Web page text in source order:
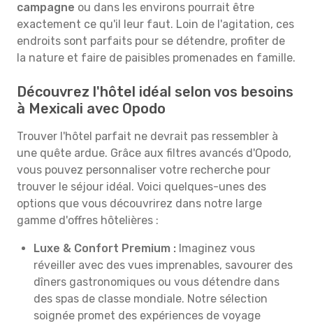
campagne ou dans les environs pourrait être
exactement ce qu'il leur faut. Loin de l'agitation, ces
endroits sont parfaits pour se détendre, profiter de
la nature et faire de paisibles promenades en famille.
Découvrez l'hôtel idéal selon vos besoins
à Mexicali avec Opodo
Trouver l'hôtel parfait ne devrait pas ressembler à
une quête ardue. Grâce aux filtres avancés d'Opodo,
vous pouvez personnaliser votre recherche pour
trouver le séjour idéal. Voici quelques-unes des
options que vous découvrirez dans notre large
gamme d'offres hôtelières :
Luxe & Confort Premium : Imaginez vous
réveiller avec des vues imprenables, savourer des
dîners gastronomiques ou vous détendre dans
des spas de classe mondiale. Notre sélection
soignée promet des expériences de voyage